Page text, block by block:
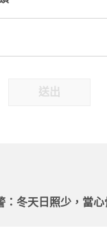
送出
：冬天日照少，當心